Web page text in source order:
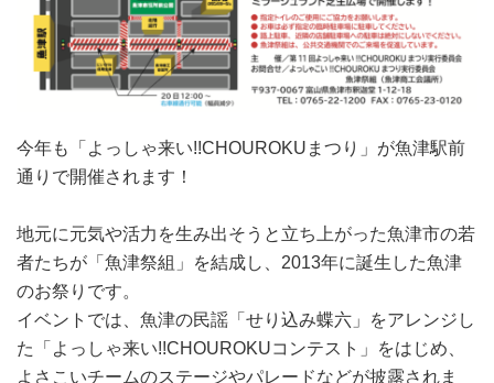
今年も「よっしゃ来い!!CHOUROKUまつり」が魚津駅前
通りで開催されます！
地元に元気や活力を生み出そうと立ち上がった魚津市の若
者たちが「魚津祭組」を結成し、2013年に誕生した魚津
のお祭りです。
イベントでは、魚津の民謡「せり込み蝶六」をアレンジし
た「よっしゃ来い!!CHOUROKUコンテスト」をはじめ、
よさこいチームのステージやパレードなどが披露されま